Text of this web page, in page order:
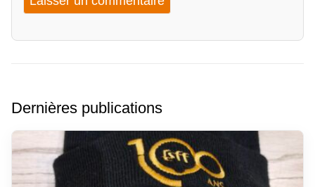
Dernières publications